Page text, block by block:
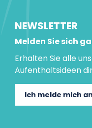
NEWSLETTER
Melden Sie sich
Erhalten Sie alle
Aufenthaltsideen
Ich melde mich an